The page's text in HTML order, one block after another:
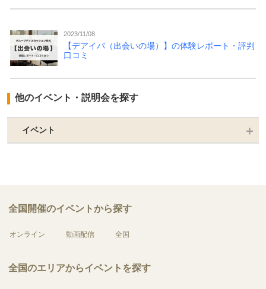
2023/11/08
【デアイバ（出会いの場）】の体験レポート・評判
口コミ
他のイベント・説明会を探す
イベント
全国開催のイベントから探す
オンライン 動画配信 全国
全国のエリアからイベントを探す